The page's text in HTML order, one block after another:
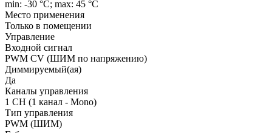
min: -30 °C; max: 45 °C
Место применения
Только в помещении
Управление
Входной сигнал
PWM СV (ШИМ по напряжению)
Диммируемый(ая)
Да
Каналы управления
1 CH (1 канал - Mono)
Тип управления
PWM (ШИМ)